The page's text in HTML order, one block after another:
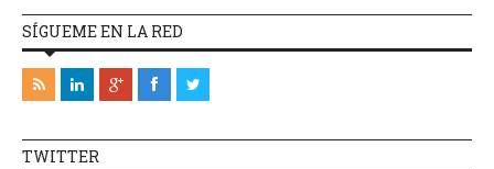
SÍGUEME EN LA RED
TWITTER